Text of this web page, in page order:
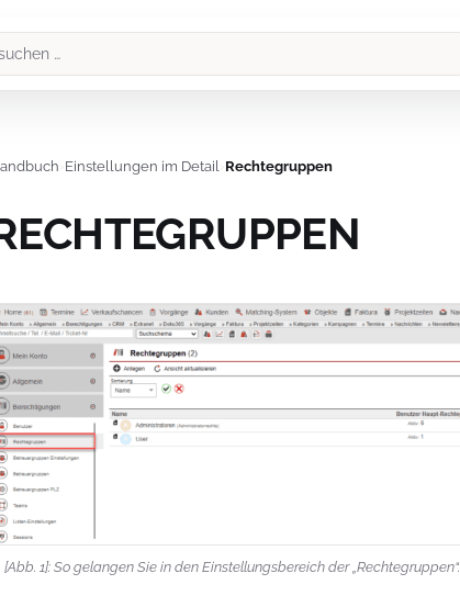
›Einstellungen im Detail ›Rechtegruppen
[Abb. 1]: So gelangen Sie in den Einstellungsbereich der „Rechtegruppen“.